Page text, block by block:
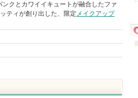
クとカワイイキュートが融合したファ
ティが創り出した、限定メイクアップ